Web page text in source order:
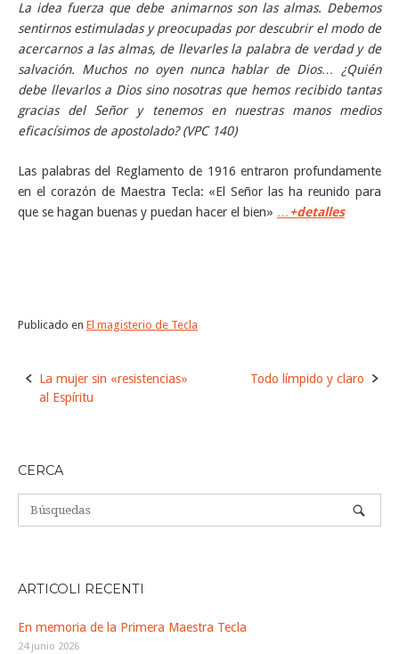
La idea fuerza que debe animarnos son las almas. Debemos
sentirnos estimuladas y preocupadas por descubrir el modo de
acercarnos a las almas, de llevarles la palabra de verdad y de
salvación. Muchos no oyen nunca hablar de Dios… ¿Quién
debe llevarlos a Dios sino nosotras que hemos recibido tantas
gracias del Señor y tenemos en nuestras manos medios
eficacísimos de apostolado? (VPC 140)
Las palabras del Reglamento de 1916 entraron profundamente
en el corazón de Maestra Tecla: «El Señor las ha reunido para
que se hagan buenas y puedan hacer el bien» …+detalles
Publicado en El magisterio de Tecla
Navegación
de
La mujer sin «resistencias»
al Espíritu
Todo límpido y claro
CERCA
ARTICOLI RECENTI
En memoria de la Primera Maestra Tecla
24 junio 2026